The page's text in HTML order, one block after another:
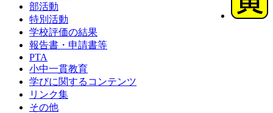
部活動
特別活動
学校評価の結果
報告書・申請書等
PTA
小中一貫教育
学びに関するコンテンツ
リンク集
その他